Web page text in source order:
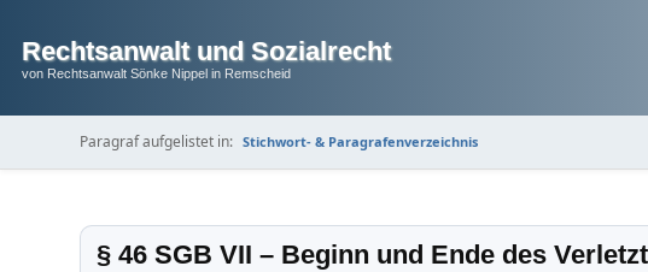
Rechtsanwalt und Sozialrecht
von Rechtsanwalt Sönke Nippel in Remscheid
Paragraf aufgelistet in: Stichwort- & Paragrafenverzeichnis
§ 46 SGB VII – Beginn und Ende des